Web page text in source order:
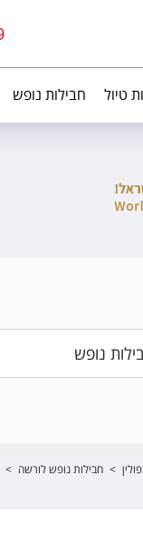
טיול חבילות נופש
> חבילות נופש לורשה >